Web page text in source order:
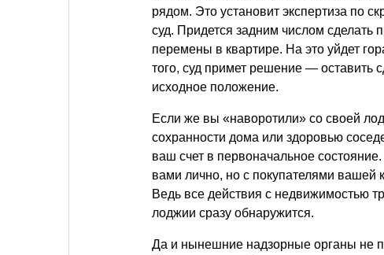
рядом. Это установит экспертиза по
суд. Придется задним числом сделать
перемены в квартире. На это уйдет
того, суд примет решение — оставить
исходное положение.
Если же вы «наворотили» со своей
сохранности дома или здоровью
ваш счет в первоначальное
вами лично, но с покупателями
Ведь все действия с недвижимостью
лоджии сразу обнаружится.
Да и нынешние надзорные органы не